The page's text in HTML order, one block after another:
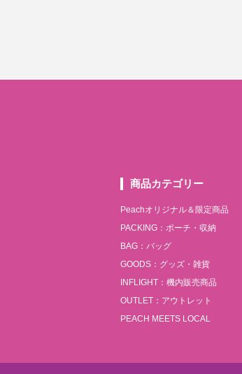
商品カテゴリー
Peachオリジナル＆限定商品
PACKING：ポーチ・収納
BAG：バッグ
GOODS：グッズ・雑貨
INFLIGHT：機内販売商品
OUTLET：アウトレット
PEACH MEETS LOCAL